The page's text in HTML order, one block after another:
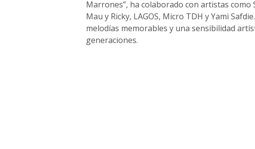
Marrones”, ha colaborado con artistas como
Mau y Ricky, LAGOS, Micro TDH y Yami
melodías memorables y una sensibilidad
generaciones.